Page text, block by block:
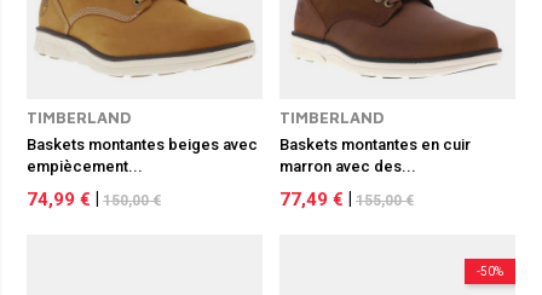
TIMBERLAND
Baskets montantes beiges avec
empiècement...
74,99 € 150,00 €
TIMBERLAND
Baskets montantes en cuir
marron avec des...
77,49 € 155,00 €
-50%